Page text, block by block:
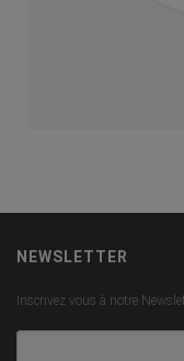
NEWSLETTER
Inscrivez vous à notre